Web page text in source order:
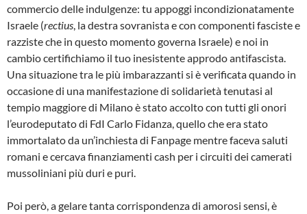
commercio delle indulgenze: tu appoggi incondizionatamente
Israele (rectius , la destra sovranista e con componenti fasciste e
razziste che in questo momento governa Israele) e noi in
cambio certifichiamo il tuo inesistente approdo antifascista.
Una situazione tra le più imbarazzanti si è verificata quando in
occasione di una manifestazione di solidarietà tenutasi al
tempio maggiore di Milano è stato accolto con tutti gli onori
l’eurodeputato di FdI Carlo Fidanza, quello che era stato
immortalato da un’inchiesta di Fanpage mentre faceva saluti
romani e cercava finanziamenti cash per i circuiti dei camerati
mussoliniani più duri e puri.
Poi però, a gelare tanta corrispondenza di amorosi sensi, è